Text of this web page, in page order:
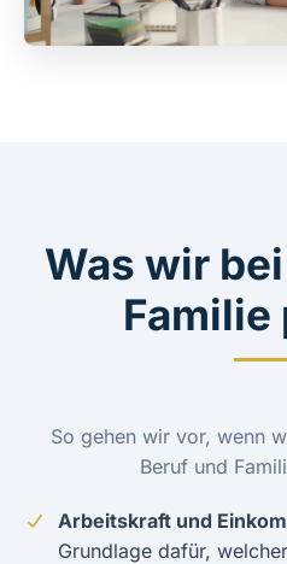
Was wir
Familie
So gehen wir vor, wenn
Beruf und
Arbeitskraft und
Grundlage dafür,